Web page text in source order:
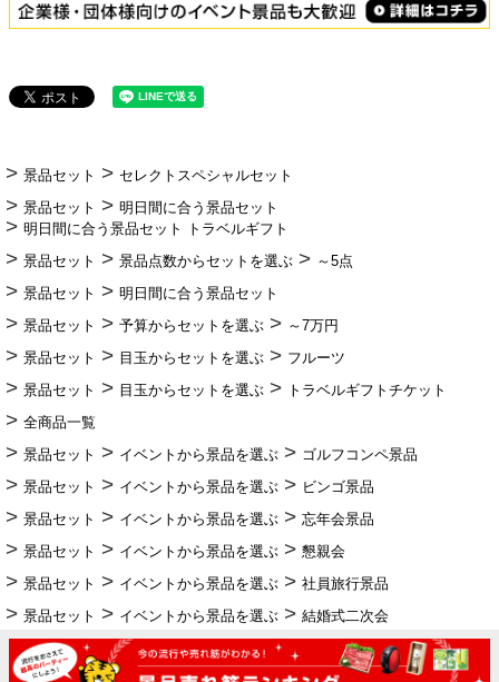
景品セット
セレクトスペシャルセット
景品セット
明日間に合う景品セット
明日間に合う景品セット トラベルギフト
景品セット
景品点数からセットを選ぶ
～5点
景品セット
明日間に合う景品セット
景品セット
予算からセットを選ぶ
～7万円
景品セット
目玉からセットを選ぶ
フルーツ
景品セット
目玉からセットを選ぶ
トラベルギフトチケット
全商品一覧
景品セット
イベントから景品を選ぶ
ゴルフコンペ景品
景品セット
イベントから景品を選ぶ
ビンゴ景品
景品セット
イベントから景品を選ぶ
忘年会景品
景品セット
イベントから景品を選ぶ
懇親会
景品セット
イベントから景品を選ぶ
社員旅行景品
景品セット
イベントから景品を選ぶ 結婚式二次会